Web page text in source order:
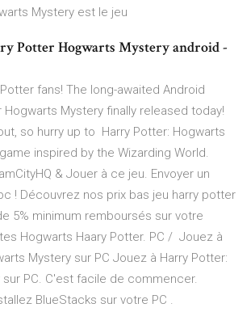
Mystery est le jeu
Potter Hogwarts Mystery android -
fans! The long-awaited Android
Hogwarts Mystery finally released today!
so hurry up to Harry Potter: Hogwarts
inspired by the Wizarding World.
& Jouer à ce jeu. Envoyer un
! Découvrez nos prix bas jeu harry potter
5% minimum remboursés sur votre
Hogwarts Haary Potter. PC / Jouez à
Mystery sur PC Jouez à Harry Potter:
PC. C'est facile de commencer.
BlueStacks sur votre PC .